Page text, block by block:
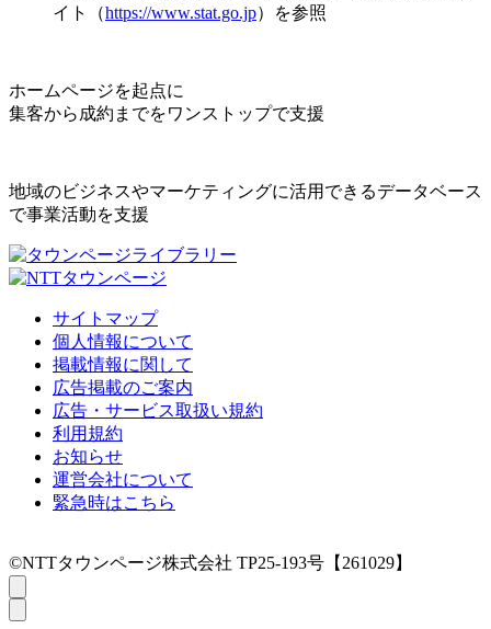
イト（https://www.stat.go.jp）を参照
ホームページを起点に
集客から成約までをワンストップで支援
地域のビジネスやマーケティングに活用できるデータベース
で事業活動を支援
サイトマップ
個人情報について
掲載情報に関して
広告掲載のご案内
広告・サービス取扱い規約
利用規約
お知らせ
運営会社について
緊急時はこちら
©NTTタウンページ株式会社 TP25-193号【261029】